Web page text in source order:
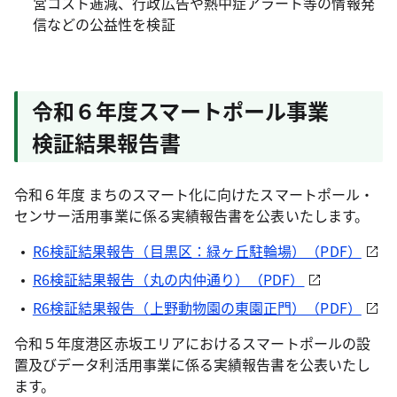
信などの公益性を検証
令和６年度スマートポール事業
検証結果報告書
令和６年度 まちのスマート化に向けたスマートポール・
センサー活用事業に係る実績報告書を公表いたします。
R6検証結果報告（目黒区：緑ヶ丘駐輪場）（PDF）
R6検証結果報告（丸の内仲通り）（PDF）
R6検証結果報告（上野動物園の東園正門）（PDF）
令和５年度港区赤坂エリアにおけるスマートポールの設
置及びデータ利活用事業に係る実績報告書を公表いたし
ます。